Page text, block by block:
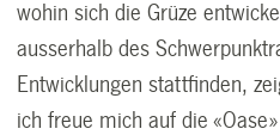
wohin sich die Grüze
ausserhalb des
Entwicklungen stattfinden,
ich freue mich auf die